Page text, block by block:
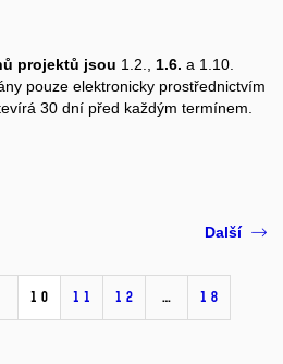
projektů jsou 1.2., 1.6. a 1.10.
pouze elektronicky prostřednictvím
30 dní před každým termínem.
10 11 12 … 18
Další